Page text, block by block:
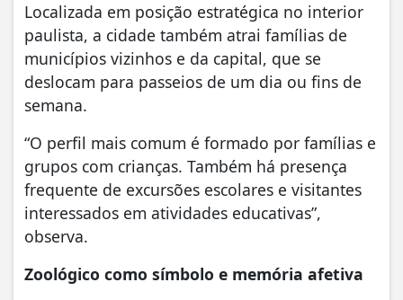
Localizada em posição estratégica no interior
paulista, a cidade também atrai famílias de
municípios vizinhos e da capital, que se
deslocam para passeios de um dia ou fins de
semana.
“O perfil mais comum é formado por famílias e
grupos com crianças. Também há presença
frequente de excursões escolares e visitantes
interessados em atividades educativas”,
observa.
Zoológico como símbolo e memória afetiva